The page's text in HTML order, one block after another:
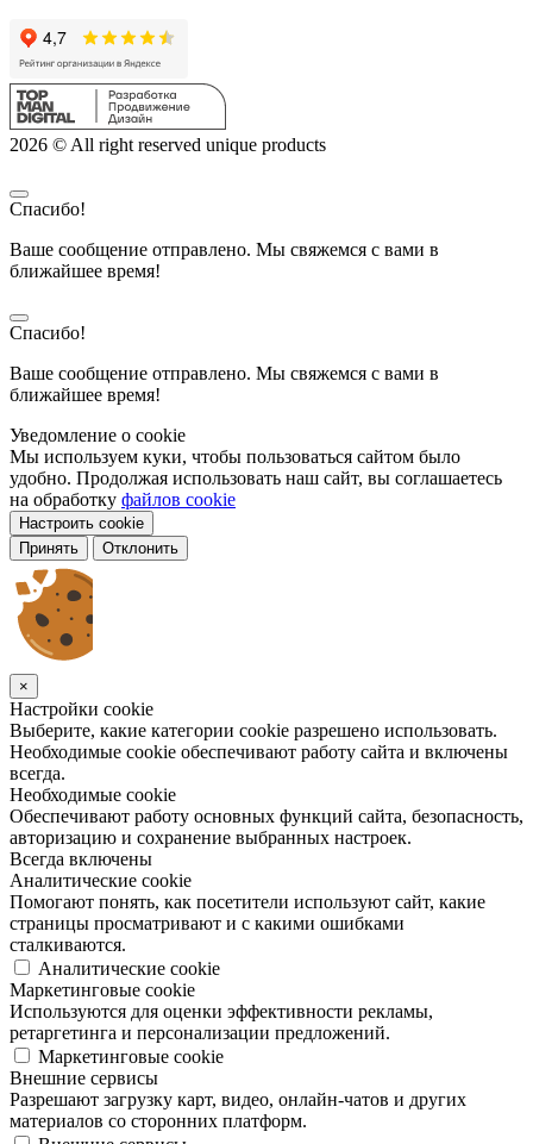
2026 © All right reserved unique products
Спасибо!
Ваше сообщение отправлено. Мы свяжемся с вами в
ближайшее время!
Спасибо!
Ваше сообщение отправлено. Мы свяжемся с вами в
ближайшее время!
Уведомление о cookie
Мы используем куки, чтобы пользоваться сайтом было
удобно. Продолжая использовать наш сайт, вы соглашаетесь
на обработку файлов cookie
Настроить cookie
Принять
Отклонить
×
Настройки cookie
Выберите, какие категории cookie разрешено использовать.
Необходимые cookie обеспечивают работу сайта и включены
всегда.
Необходимые cookie
Обеспечивают работу основных функций сайта, безопасность,
авторизацию и сохранение выбранных настроек.
Всегда включены
Аналитические cookie
Помогают понять, как посетители используют сайт, какие
страницы просматривают и с какими ошибками
сталкиваются.
Аналитические cookie
Маркетинговые cookie
Используются для оценки эффективности рекламы,
ретаргетинга и персонализации предложений.
Маркетинговые cookie
Внешние сервисы
Разрешают загрузку карт, видео, онлайн-чатов и других
материалов со сторонних платформ.